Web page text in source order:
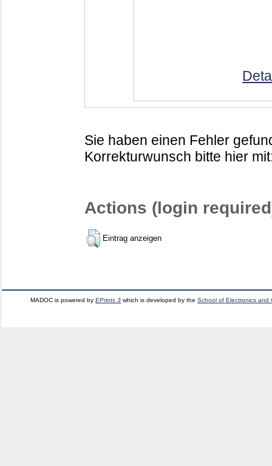
Sie haben einen Fehler
Korrekturwunsch bitte hier
Actions (login
Eintrag anzeigen
MADOC is powered byEPrints 3 which is developed by theSchool of Electronics and